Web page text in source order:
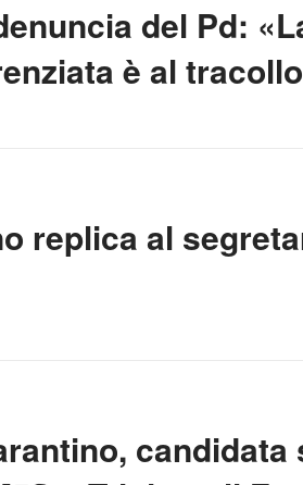
del Pd:
è al
replica al